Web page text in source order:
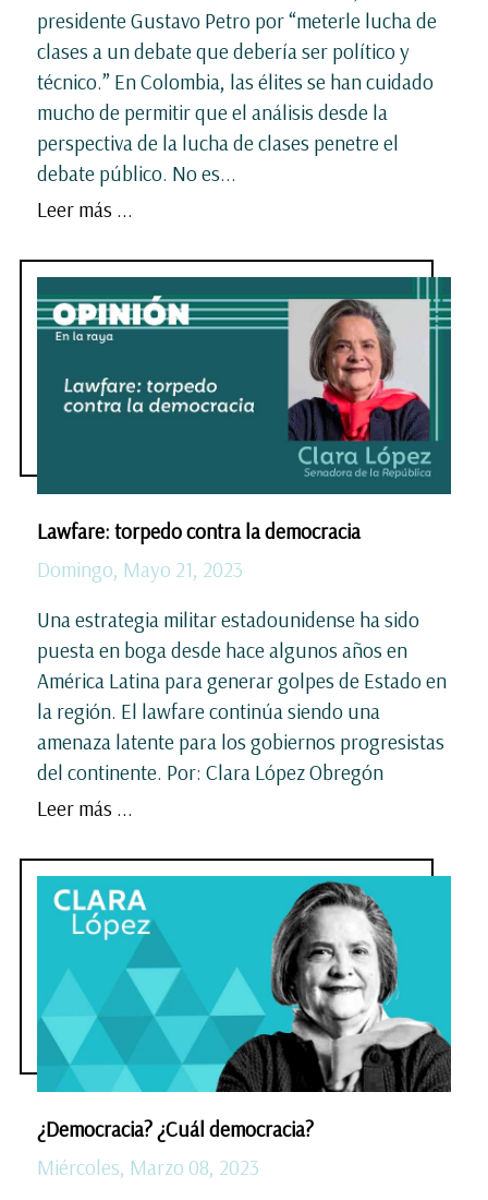
presidente Gustavo Petro por “meterle lucha de
clases a un debate que debería ser político y
técnico.” En Colombia, las élites se han cuidado
mucho de permitir que el análisis desde la
perspectiva de la lucha de clases penetre el
debate público. No es...
Leer más ...
Lawfare: torpedo contra la democracia
Domingo, Mayo 21, 2023
Una estrategia militar estadounidense ha sido
puesta en boga desde hace algunos años en
América Latina para generar golpes de Estado en
la región. El lawfare continúa siendo una
amenaza latente para los gobiernos progresistas
del continente. Por: Clara López Obregón
Leer más ...
¿Democracia? ¿Cuál democracia?
Miércoles, Marzo 08, 2023